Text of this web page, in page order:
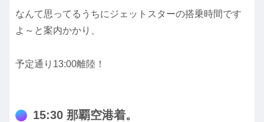
なんて思ってるうちにジェットスターの搭乗時間です
よ～と案内かかり、
予定通り13:00離陸！
15:30 那覇空港着。